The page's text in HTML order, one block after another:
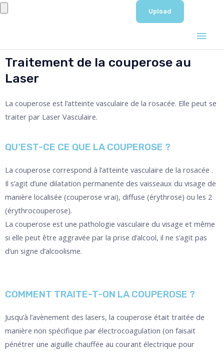
Aller
Traitement de la couperose au
Laser
La couperose est l’atteinte vasculaire de la rosacée. Elle peut se
traiter par Laser Vasculaire.
QU’EST-CE CE QUE LA COUPEROSE ?
La couperose correspond à l’atteinte vasculaire de la rosacée .
Il s’agit d’une dilatation permanente des vaisseaux du visage de
manière localisée (couperose vrai), diffuse (érythrose) ou les 2
(érythrocouperose).
La couperose est une pathologie vasculaire du visage et même
si elle peut être aggravée par la prise d’alcool, il ne s’agit pas
d’un signe d’alcoolisme.
COMMENT TRAITE-T-ON LA COUPEROSE ?
Jusqu’à l’avènement des lasers, la couperose était traitée de
manière non spécifique par électrocoagulation (on faisait
pénétrer une aiguille chauffée au courant électrique pour